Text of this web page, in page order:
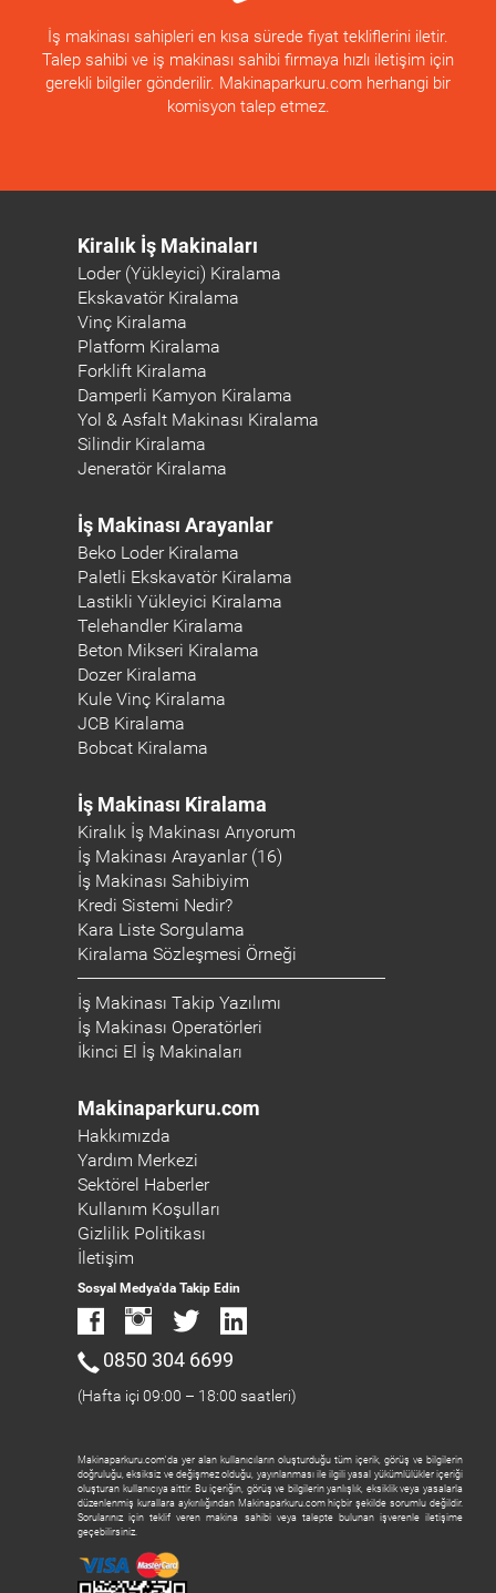
İş makinası sahipleri en kısa sürede fiyat tekliflerini iletir.
Talep sahibi ve iş makinası sahibi firmaya hızlı iletişim için
gerekli bilgiler gönderilir. Makinaparkuru.com herhangi bir
komisyon talep etmez.
Kiralık İş Makinaları
Loder (Yükleyici) Kiralama
Ekskavatör Kiralama
Vinç Kiralama
Platform Kiralama
Forklift Kiralama
Damperli Kamyon Kiralama
Yol & Asfalt Makinası Kiralama
Silindir Kiralama
Jeneratör Kiralama
İş Makinası Arayanlar
Beko Loder Kiralama
Paletli Ekskavatör Kiralama
Lastikli Yükleyici Kiralama
Telehandler Kiralama
Beton Mikseri Kiralama
Dozer Kiralama
Kule Vinç Kiralama
JCB Kiralama
Bobcat Kiralama
İş Makinası Kiralama
Kiralık İş Makinası Arıyorum
İş Makinası Arayanlar (16)
İş Makinası Sahibiyim
Kredi Sistemi Nedir?
Kara Liste Sorgulama
Kiralama Sözleşmesi Örneği
İş Makinası Takip Yazılımı
İş Makinası Operatörleri
İkinci El İş Makinaları
Makinaparkuru.com
Hakkımızda
Yardım Merkezi
Sektörel Haberler
Kullanım Koşulları
Gizlilik Politikası
İletişim
Sosyal Medya'da Takip Edin
0850 304 6699
(Hafta içi 09:00 – 18:00 saatleri)
Makinaparkuru.com'da yer alan kullanıcıların oluşturduğu tüm içerik, görüş ve bilgilerin
doğruluğu, eksiksiz ve değişmez olduğu, yayınlanması ile ilgili yasal yükümlülükler içeriği
oluşturan kullanıcıya aittir. Bu içeriğin, görüş ve bilgilerin yanlışlık, eksiklik veya yasalarla
düzenlenmiş kurallara aykırılığından Makinaparkuru.com hiçbir şekilde sorumlu değildir.
Sorularınız için teklif veren makina sahibi veya talepte bulunan işverenle iletişime
geçebilirsiniz.